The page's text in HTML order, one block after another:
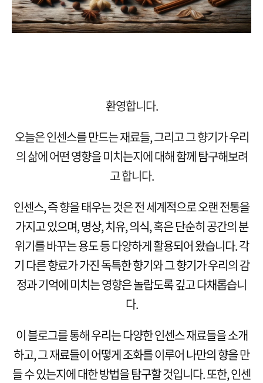
환영합니다.
오늘은 인센스를 만드는 재료들, 그리고 그 향기가 우리
의 삶에 어떤 영향을 미치는지에 대해 함께 탐구해보려
고 합니다.
인센스, 즉 향을 태우는 것은 전 세계적으로 오랜 전통을
가지고 있으며, 명상, 치유, 의식, 혹은 단순히 공간의 분
위기를 바꾸는 용도 등 다양하게 활용되어 왔습니다. 각
기 다른 향료가 가진 독특한 향기와 그 향기가 우리의 감
정과 기억에 미치는 영향은 놀랍도록 깊고 다채롭습니
다.
이 블로그를 통해 우리는 다양한 인센스 재료들을 소개
하고, 그 재료들이 어떻게 조화를 이루어 나만의 향을 만
들 수 있는지에 대한 방법을 탐구할 것입니다. 또한, 인센